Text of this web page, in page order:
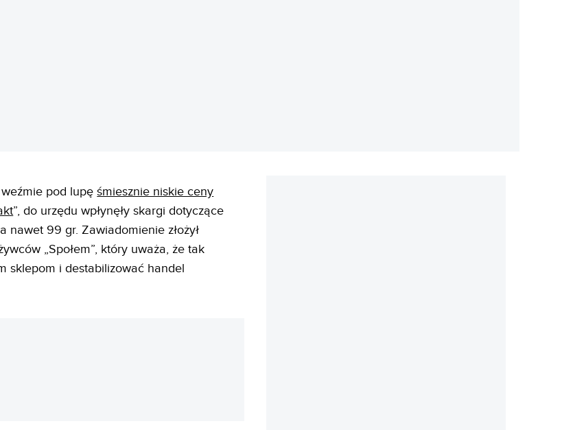
weźmie pod lupęśmiesznie niskie ceny
”, do urzędu wpłynęły skargi dotyczące
nawet 99 gr. Zawiadomienie złożył
„Społem”, który uważa, że tak
sklepom i destabilizować handel